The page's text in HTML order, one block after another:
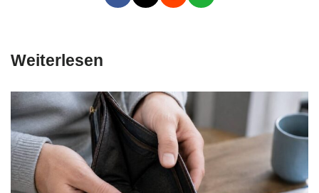
Weiterlesen